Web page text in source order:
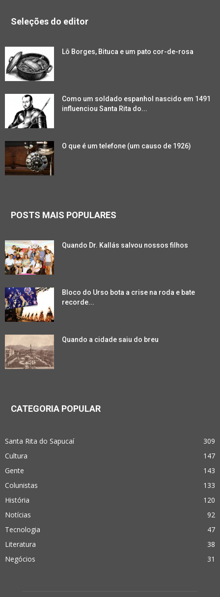
Seleções do editor
Lô Borges, Bituca e um pato cor-de-rosa
Como um soldado espanhol nascido em 1491
influenciou Santa Rita do...
O que é um telefone (um causo de 1926)
POSTS MAIS POPULARES
Quando Dr. Kallás salvou nossos filhos
Bloco do Urso bota a crise na roda e bate
recorde...
Quando a cidade saiu do breu
CATEGORIA POPULAR
Santa Rita do Sapucaí
309
Cultura
147
Gente
143
Colunistas
133
História
120
Notícias
92
Tecnologia
47
Literatura
38
Negócios
31